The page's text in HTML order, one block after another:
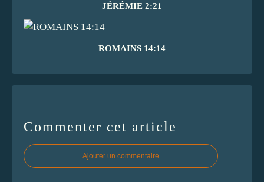
JÉRÉMIE 2:21
ROMAINS 14:14
Commenter cet article
Ajouter un commentaire